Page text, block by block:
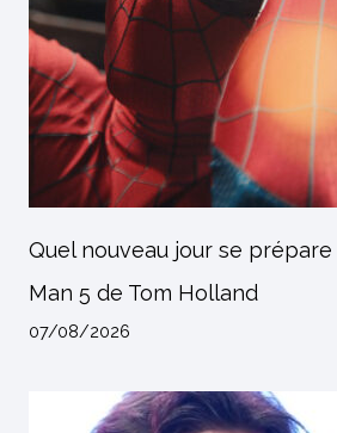
Quel nouveau jour se
Man 5 de Tom Holland
07/08/2026